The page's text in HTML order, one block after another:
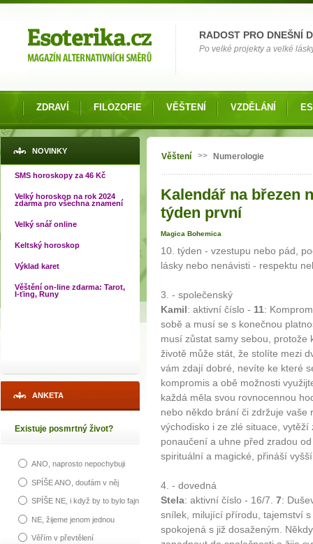
RADOST PRO DNEŠNÍ
Po velké projekty a velké
ZDRAVÍ FILOZOFIE VĚŠTENÍ VZDĚLÁNÍ
NOVINKY
SMS horoskopy za 46 Kč
Velký horoskop na rok 2024
zdarma pro všechna znamení
Velký snář online
Keltský horoskop
Výklad karet
Věštění on-line zdarma: Tarot,
I-ťing, Runy
ANKETA
Existuje posmrtný život?
ANO, naprosto nepochybuji
SPÍŠE ANO, doufám v něj
SPÍŠE NE, i když by to bylo fajn
NE, žijeme jenom jednou
Věřím v převtělení
Jste zde
Věštení >> Numerologie
Kalendář na březen
týden první
Magica Bohemica
10. týden - vzestupu nebo pád,
lásky nebo nenávisti - respektu
3. - společenský
Kamil: aktivní číslo - 11:
sobě a musí se s konečnou
musí zůstat samy sebou, protože
životě může stát, že stolíte mezi
vám zdají dobré, nevíte ke které
kompromis a obě možnosti
každá měla svou rovnocennou
nebo někdo brání či zdržuje
východisko i ze zlé situace,
ponaučení a uhne před zradou
spirituální a magické, přináší
4. - dovedná
Stela: aktivní číslo - 16/7. 7:
snílek, milující přírodu, tajemství
spokojená s již dosaženým.